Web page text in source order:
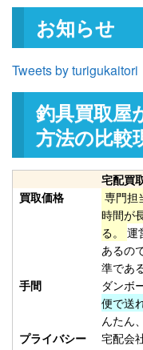
和竿 源竿師 名匠
釣具買取クーポン
04（2026/03/31迄）
和竿 竿かづ へチ
使用
釣具買取クーポン
05（2026/03/31
Orvis オービス フ
CFO123 未使用
釣具買取クーポン
（2026/02/28
Orvis オービス フ
CFO III 未使用
釣具買取クーポン
（2026/02/28
Orvis オービス フ
お知らせ
Tweets by turigukaitori
釣具買取屋
方法の比較
宅配買
買取価格
専門担
時間が
る。 運
あるの
準であ
手間
ダンボ
便で送
んたん
プライバシー
宅配会